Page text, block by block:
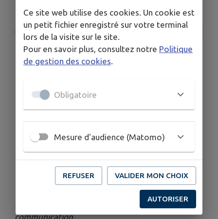
et sportives !
Les jeudis au lac à Benfeld
Le 09 juillet de 14h00 à 18h00
Sans Inscription, animations gratuites !
Entrée au lac payante à partir de 11h00 : 1€ par
enfant et 2€ par adulte !
Publié par Ville de Benfeld-service
communication
Ce site web utilise des cookies. Un cookie est
un petit fichier enregistré sur votre terminal
lors de la visite sur le site.
Pour en savoir plus, consultez notre Politique
de gestion des cookies.
Obligatoire
Mesure d'audience (Matomo)
REFUSER VALIDER MON CHOIX
AUTORISER